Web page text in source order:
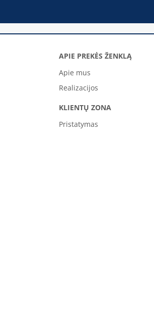
APIE PREKĖS ŽENKLĄ
Apie mus
Realizacijos
KLIENTŲ ZONA
Pristatymas